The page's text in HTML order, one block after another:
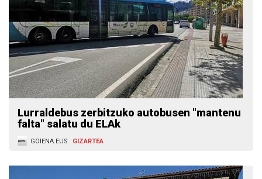
Lurraldebus zerbitzuko autobusen "mantenu
falta" salatu du ELAk
GOIENA.EUS GIZARTEA